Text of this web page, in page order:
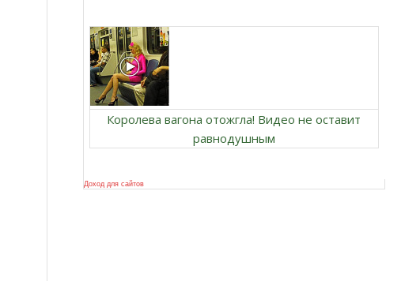
Королева вагона отожгла! Видео не оставит
равнодушным
Доход для сайтов